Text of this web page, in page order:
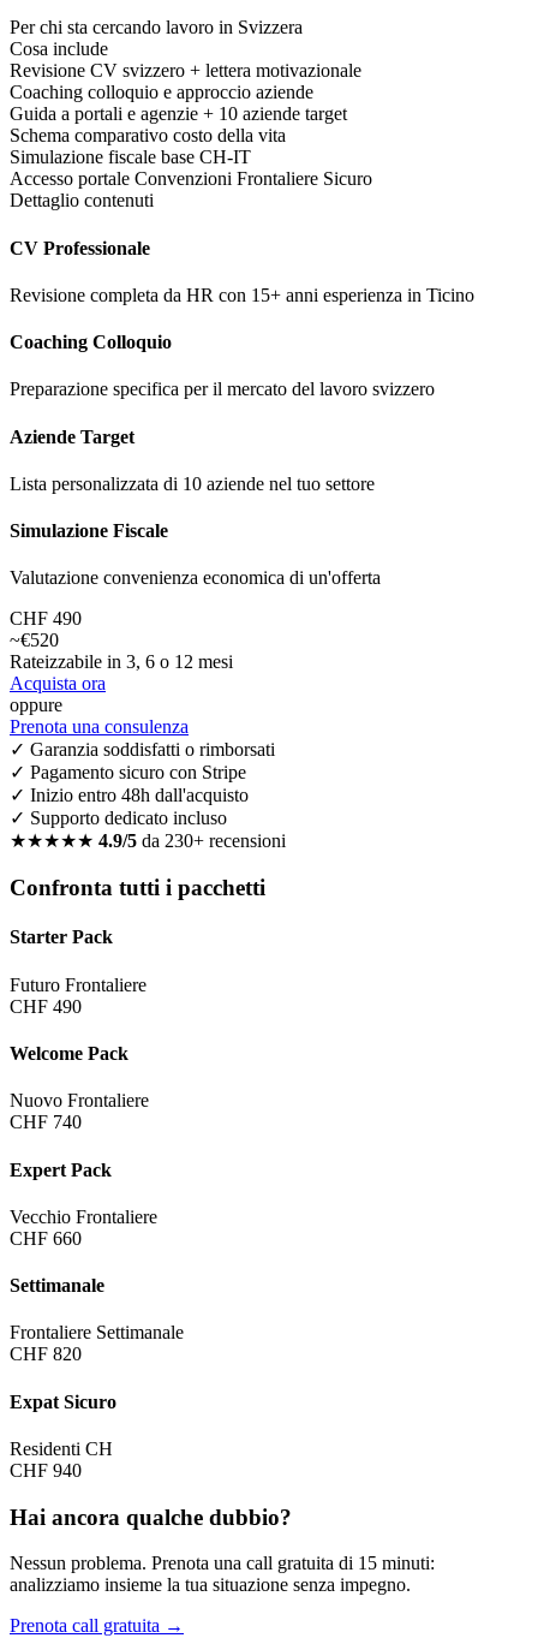
Per chi sta cercando lavoro in Svizzera
Cosa include
Revisione CV svizzero + lettera motivazionale
Coaching colloquio e approccio aziende
Guida a portali e agenzie + 10 aziende target
Schema comparativo costo della vita
Simulazione fiscale base CH-IT
Accesso portale Convenzioni Frontaliere Sicuro
Dettaglio contenuti
CV Professionale
Revisione completa da HR con 15+ anni esperienza in Ticino
Coaching Colloquio
Preparazione specifica per il mercato del lavoro svizzero
Aziende Target
Lista personalizzata di 10 aziende nel tuo settore
Simulazione Fiscale
Valutazione convenienza economica di un'offerta
CHF 490
~€520
Rateizzabile in 3, 6 o 12 mesi
Acquista ora
oppure
Prenota una consulenza
✓ Garanzia soddisfatti o rimborsati
✓ Pagamento sicuro con Stripe
✓ Inizio entro 48h dall'acquisto
✓ Supporto dedicato incluso
★★★★★ 4.9/5 da 230+ recensioni
Confronta tutti i pacchetti
Starter Pack
Futuro Frontaliere
CHF 490
Welcome Pack
Nuovo Frontaliere
CHF 740
Expert Pack
Vecchio Frontaliere
CHF 660
Settimanale
Frontaliere Settimanale
CHF 820
Expat Sicuro
Residenti CH
CHF 940
Hai ancora qualche dubbio?
Nessun problema. Prenota una call gratuita di 15 minuti:
analizziamo insieme la tua situazione senza impegno.
Prenota call gratuita →